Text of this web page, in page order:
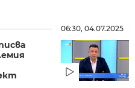
06:30, 04.07.2025